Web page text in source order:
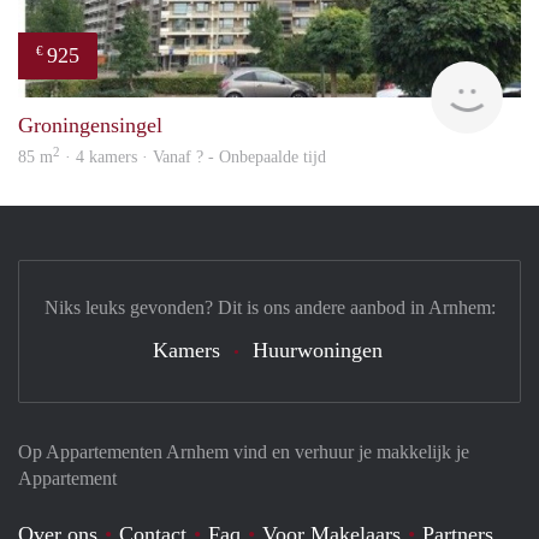
€ 925
rent
Groningensingel
85 m2 · 4 kamers · Vanaf ? - Onbepaalde tijd
Op Appartementen Arnhem vind en verhuur je makkelijk je
Appartement
Over ons Contact Faq Voor Makelaars Partners
Niks leuks gevonden? Dit is ons andere aanbod in Arnhem:
Kamers Huurwoningen